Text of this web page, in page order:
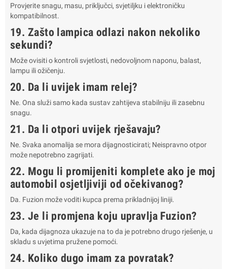
Provjerite snagu, masu, priključci, svjetiljku i elektroničku
kompatibilnost.
19. Zašto lampica odlazi nakon nekoliko
sekundi?
Može ovisiti o kontroli svjetlosti, nedovoljnom naponu, balast,
lampu ili ožičenju.
20. Da li uvijek imam relej?
Ne. Ona služi samo kada sustav zahtijeva stabilniju ili zasebnu
snagu.
21. Da li otpori uvijek rješavaju?
Ne. Svaka anomalija se mora dijagnosticirati; Neispravno otpor
može nepotrebno zagrijati.
22. Mogu li promijeniti komplete ako je moj
automobil osjetljiviji od očekivanog?
Da. Fuzion može voditi kupca prema prikladnijoj liniji.
23. Je li promjena koju upravlja Fuzion?
Da, kada dijagnoza ukazuje na to da je potrebno drugo rješenje, u
skladu s uvjetima pružene pomoći.
24. Koliko dugo imam za povratak?